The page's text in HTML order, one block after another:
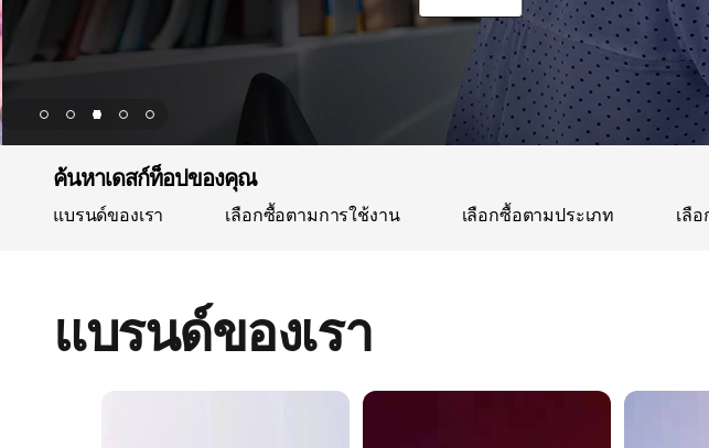
ค้นหาเดสก์ท็อปของคุณ
แบรนด์ของเรา เลือกซื้อตามการใช้งาน เลือกซื้อตามประเภท เลื
แบรนด์ของเรา